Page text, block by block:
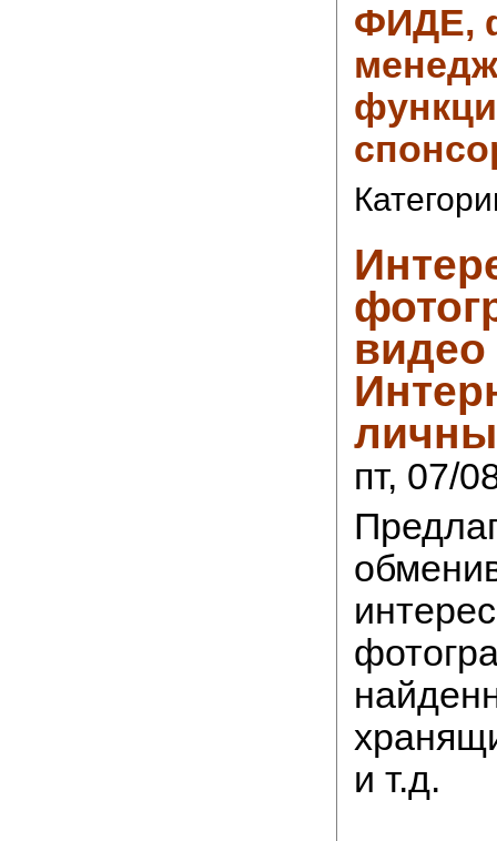
ФИДЕ,
видео
пт, 07/
и т.д.